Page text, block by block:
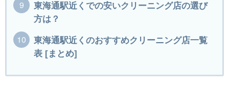
東海通駅近くでの安いクリーニング店の選び
方は？
東海通駅近くのおすすめクリーニング店一覧
表 [まとめ]